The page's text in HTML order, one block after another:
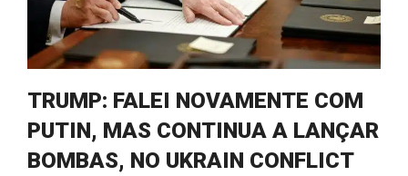
TRUMP: FALEI NOVAMENTE COM
PUTIN, MAS CONTINUA A LANÇAR
BOMBAS, NO UKRAIN CONFLICT